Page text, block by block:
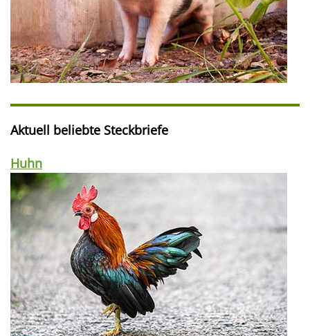
Aktuell beliebte Steckbriefe
Huhn